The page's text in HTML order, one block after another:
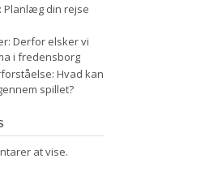
Planlæg din rejse
Derfor elsker vi
i fredensborg
Hvad kan
spillet?
at vise.